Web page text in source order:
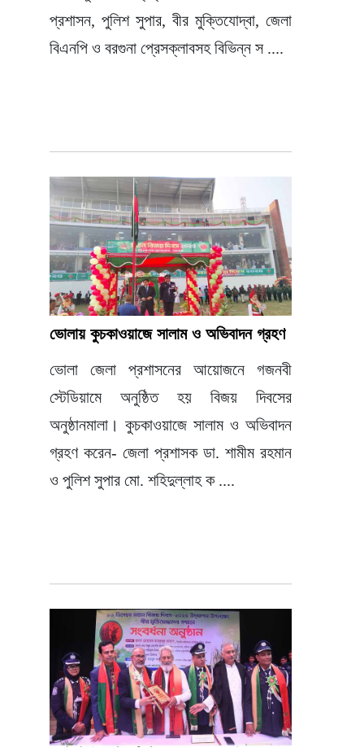
প্রশাসন, পুলিশ সুপার, বীর মুক্তিযোদ্বা, জেলা
বিএনপি ও বরগুনা প্রেসক্লাবসহ বিভিন্ন স ....
ভোলায় কুচকাওয়াজে সালাম ও অভিবাদন গ্রহণ
ভোলা জেলা প্রশাসনের আয়োজনে গজনবী
স্টেডিয়ামে অনুষ্ঠিত হয় বিজয় দিবসের
অনুষ্ঠানমালা। কুচকাওয়াজে সালাম ও অভিবাদন
গ্রহণ করেন- জেলা প্রশাসক ডা. শামীম রহমান
ও পুলিশ সুপার মো. শহিদুল্লাহ ক ....